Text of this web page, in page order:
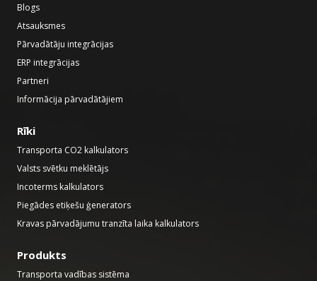
Blogs
Atsauksmes
Pārvadātāju integrācijas
ERP integrācijas
Partneri
Informācija pārvadātājiem
Rīki
Transporta CO2 kalkulators
Valsts svētku meklētājs
Incoterms kalkulators
Piegādes etiķešu ģenerators
Kravas pārvadājumu tranzīta laika kalkulators
Produkts
Transporta vadības sistēma